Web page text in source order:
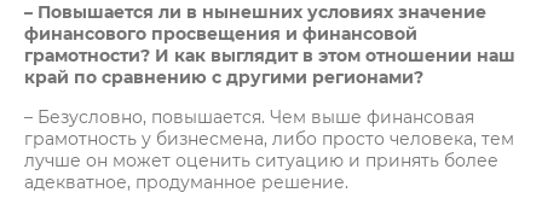
– Повышается ли в нынешних условиях значение
финансового просвещения и финансовой
грамотности? И как выглядит в этом отношении наш
край по сравнению с другими регионами?
– Безусловно, повышается. Чем выше финансовая
грамотность у бизнесмена, либо просто человека, тем
лучше он может оценить ситуацию и принять более
адекватное, продуманное решение.